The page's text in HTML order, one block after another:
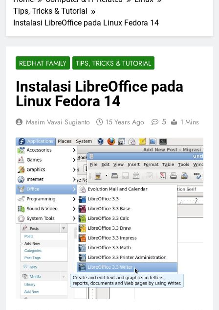
Tips, Tricks & Tutorial
Instalasi LibreOffice pada Linux Fedora 14
REDHAT FAMILY TIPS, TRICKS & TUTORIAL
Instalasi LibreOffice pada
Linux Fedora 14
Masim Vavai Sugianto 15 Years Ago 5 1 Mins